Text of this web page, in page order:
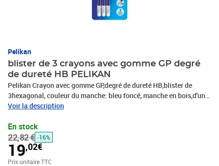
Pelikan
blister de 3 crayons avec gomme GP degré
de dureté HB PELIKAN
Pelikan Crayon avec gomme GP,degré de dureté HB,blister de
3hexagonal, couleur du manche: bleu foncé, manche en bois,d'une
haute qualité, épaisseur de la mine: 2 mm, contenu:3 pièces
Voir la description
En stock
22,82 € -16%
19,02€
Prix unitaire TTC